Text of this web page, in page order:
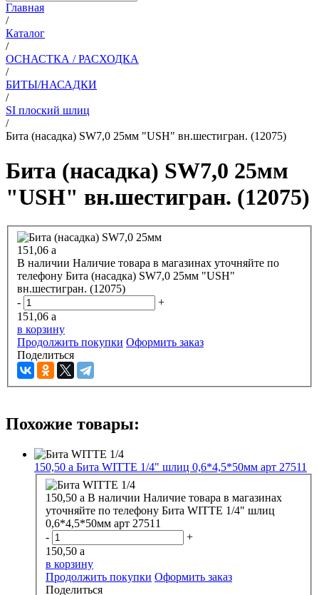
Главная
/
Каталог
/
ОСНАСТКА / РАСХОДКА
/
БИТЫ/НАСАДКИ
/
SI плоский шлиц
/
Бита (насадка) SW7,0 25мм "USH" вн.шестигран. (12075)
Бита (насадка) SW7,0 25мм
"USH" вн.шестигран. (12075)
151,06 a
В наличии Наличие товара в магазинах уточняйте по
телефону Бита (насадка) SW7,0 25мм "USH"
вн.шестигран. (12075)
-
+
151,06 a
в корзину
Продолжить покупки Оформить заказ
Поделиться
Похожие товары:
150,50 a Бита WITTE 1/4" шлиц 0,6*4,5*50мм арт 27511
150,50 a В наличии Наличие товара в магазинах
уточняйте по телефону Бита WITTE 1/4" шлиц
0,6*4,5*50мм арт 27511
-
+
150,50 a
в корзину
Продолжить покупки Оформить заказ
Поделиться